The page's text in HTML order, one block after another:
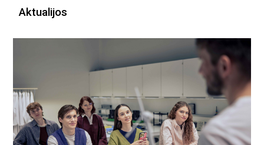
Aktualijos